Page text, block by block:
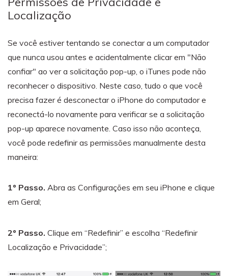
Localização
Se você estiver tentando se conectar a um computador
que nunca usou antes e acidentalmente clicar em "Não
confiar" ao ver a solicitação pop-up, o iTunes pode não
reconhecer o dispositivo. Neste caso, tudo o que você
precisa fazer é desconectar o iPhone do computador e
reconectá-lo novamente para verificar se a solicitação
pop-up aparece novamente. Caso isso não aconteça,
você pode redefinir as permissões manualmente desta
maneira:
1º Passo. Abra as Configurações em seu iPhone e clique
em Geral;
2º Passo. Clique em “Redefinir” e escolha “Redefinir
Localização e Privacidade”;